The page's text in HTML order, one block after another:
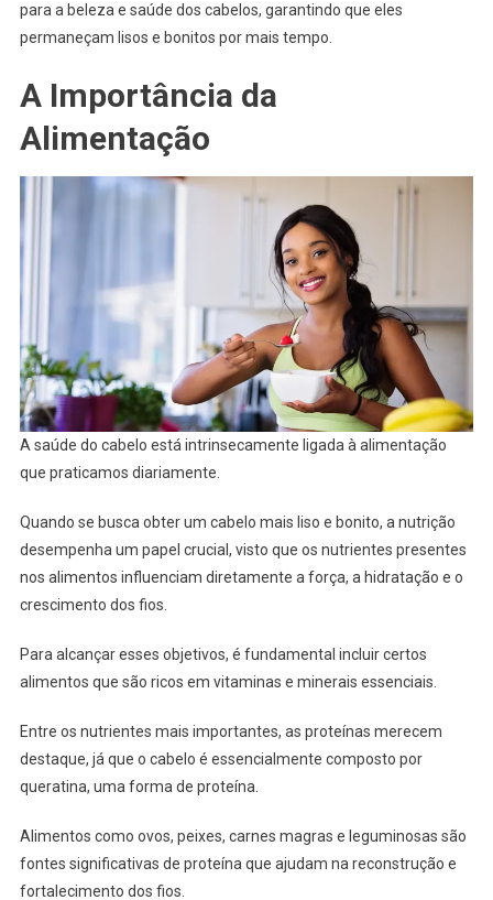
para a beleza e saúde dos cabelos, garantindo que eles
permaneçam lisos e bonitos por mais tempo.
A Importância da
Alimentação
A saúde do cabelo está intrinsecamente ligada à alimentação
que praticamos diariamente.
Quando se busca obter um cabelo mais liso e bonito, a nutrição
desempenha um papel crucial, visto que os nutrientes presentes
nos alimentos influenciam diretamente a força, a hidratação e o
crescimento dos fios.
Para alcançar esses objetivos, é fundamental incluir certos
alimentos que são ricos em vitaminas e minerais essenciais.
Entre os nutrientes mais importantes, as proteínas merecem
destaque, já que o cabelo é essencialmente composto por
queratina, uma forma de proteína.
Alimentos como ovos, peixes, carnes magras e leguminosas são
fontes significativas de proteína que ajudam na reconstrução e
fortalecimento dos fios.